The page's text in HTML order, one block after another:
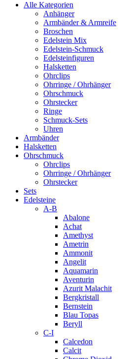
Alle Kategorien
Anhänger
Armbänder & Armreife
Broschen
Edelstein Mix
Edelstein-Schmuck
Edelsteinfiguren
Halsketten
Ohrclips
Ohrringe / Ohrhänger
Ohrschmuck
Ohrstecker
Ringe
Schmuck-Sets
Uhren
Armbänder
Halsketten
Ohrschmuck
Ohrclips
Ohrringe / Ohrhänger
Ohrstecker
Sets
Edelsteine
A-B
Abalone
Achat
Amethyst
Ametrin
Ammonit
Angelit
Aquamarin
Aventurin
Azurit Malachit
Bergkristall
Bernstein
Blau Topas
Beryll
C-I
Calcedon
Calcit